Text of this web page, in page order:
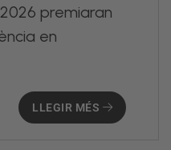
2026 premiaran
en
LLEGIR MÉS